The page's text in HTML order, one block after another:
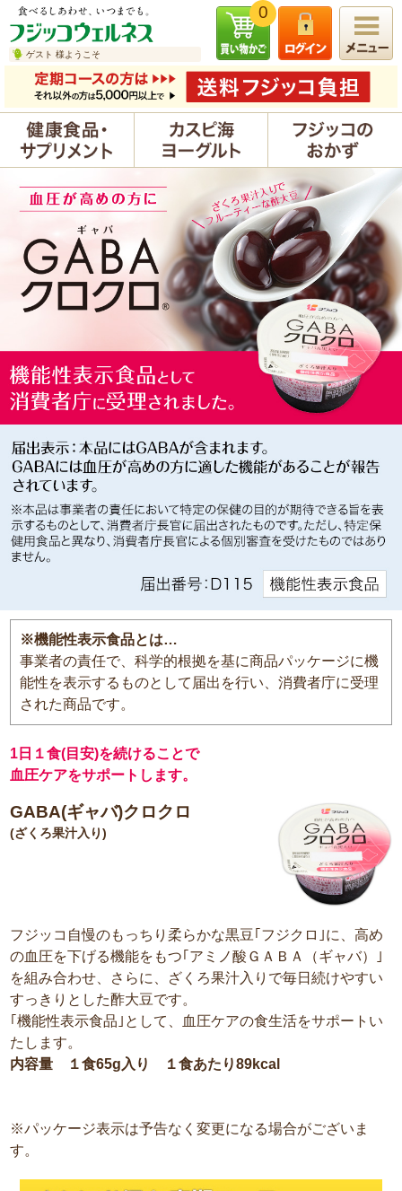
ゲスト 様ようこそ
0
※機能性表示食品とは…
事業者の責任で、科学的根拠を基に商品パッケージに機
能性を表示するものとして届出を行い、消費者庁に受理
された商品です。
1日１食(目安)を続けることで
血圧ケアをサポートします。
GABA(ギャバ)クロクロ
(ざくろ果汁入り)
フジッコ自慢のもっちり柔らかな黒豆｢フジクロ｣に、高め
の血圧を下げる機能をもつ｢アミノ酸ＧＡＢＡ（ギャバ）｣
を組み合わせ、さらに、ざくろ果汁入りで毎日続けやすい
すっきりとした酢大豆です。
｢機能性表示食品｣として、血圧ケアの食生活をサポートい
たします。
内容量 １食65g入り １食あたり89kcal
※パッケージ表示は予告なく変更になる場合がございま
す。